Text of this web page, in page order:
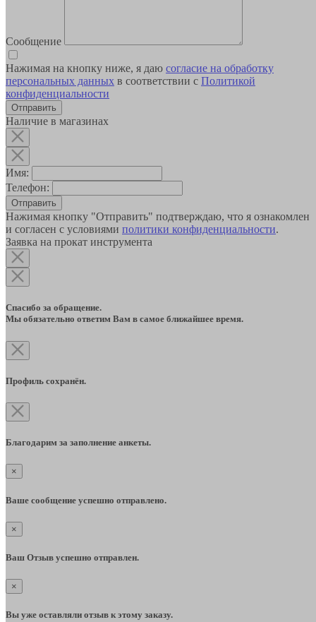
Сообщение
Нажимая на кнопку ниже, я даю согласие на обработку
персональных данных в соответствии с Политикой
конфиденциальности
Наличие в магазинах
Имя:
Телефон:
Отправить
Нажимая кнопку "Отправить" подтверждаю, что я ознакомлен
и согласен с условиями политики конфиденциальности.
Заявка на прокат инструмента
Спасибо за обращение.
Мы обязательно ответим Вам в самое ближайшее время.
Профиль сохранён.
Благодарим за заполнение анкеты.
×
Ваше сообщение успешно отправлено.
×
Ваш Отзыв успешно отправлен.
×
Вы уже оставляли отзыв к этому заказу.